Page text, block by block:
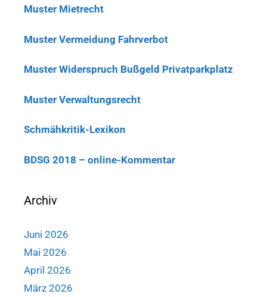
Muster Mietrecht
Muster Vermeidung Fahrverbot
Muster Widerspruch Bußgeld Privatparkplatz
Muster Verwaltungsrecht
Schmähkritik-Lexikon
BDSG 2018 – online-Kommentar
Archiv
Juni 2026
Mai 2026
April 2026
März 2026